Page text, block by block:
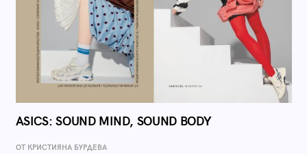
ASICS: SOUND MIND, SOUND BODY
ОТ КРИСТИЯНА БУРДЕВА